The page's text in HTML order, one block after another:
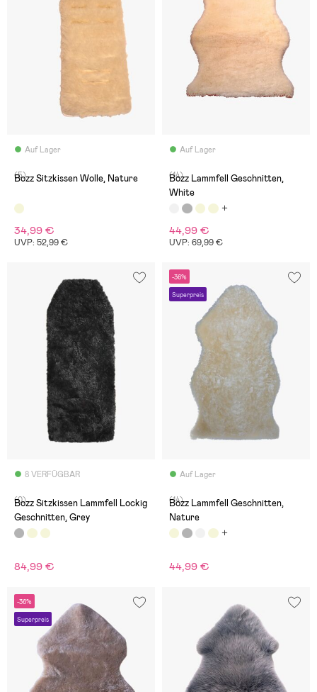
Auf Lager
(5)
Bozz Sitzkissen Wolle, Nature
34,99 €
UVP: 52,99 €
Auf Lager
(14)
Bozz Lammfell Geschnitten,
White
44,99 €
UVP: 69,99 €
8 VERFÜGBAR
(0)
Bozz Sitzkissen Lammfell Lockig
Geschnitten, Grey
84,99 €
-36%
Superpreis
Auf Lager
(14)
Bozz Lammfell Geschnitten,
Nature
44,99 €
-36%
Superpreis